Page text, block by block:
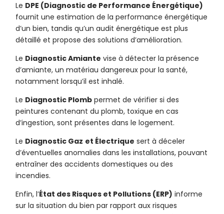
Le DPE (Diagnostic de Performance Énergétique)
fournit une estimation de la performance énergétique
d’un bien, tandis qu’un audit énergétique est plus
détaillé et propose des solutions d’amélioration.
Le Diagnostic Amiante vise à détecter la présence
d’amiante, un matériau dangereux pour la santé,
notamment lorsqu’il est inhalé.
Le Diagnostic Plomb permet de vérifier si des
peintures contenant du plomb, toxique en cas
d’ingestion, sont présentes dans le logement.
Le Diagnostic Gaz et Électrique sert à déceler
d’éventuelles anomalies dans les installations, pouvant
entraîner des accidents domestiques ou des
incendies.
Enfin, l’État des Risques et Pollutions (ERP) informe
sur la situation du bien par rapport aux risques